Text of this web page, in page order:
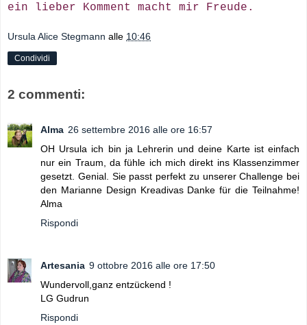
ein lieber Komment macht mir Freude.
Ursula Alice Stegmann alle 10:46
Condividi
2 commenti:
Alma 26 settembre 2016 alle ore 16:57
OH Ursula ich bin ja Lehrerin und deine Karte ist einfach
nur ein Traum, da fühle ich mich direkt ins Klassenzimmer
gesetzt. Genial. Sie passt perfekt zu unserer Challenge bei
den Marianne Design Kreadivas Danke für die Teilnahme!
Alma
Rispondi
Artesania 9 ottobre 2016 alle ore 17:50
Wundervoll,ganz entzückend !
LG Gudrun
Rispondi